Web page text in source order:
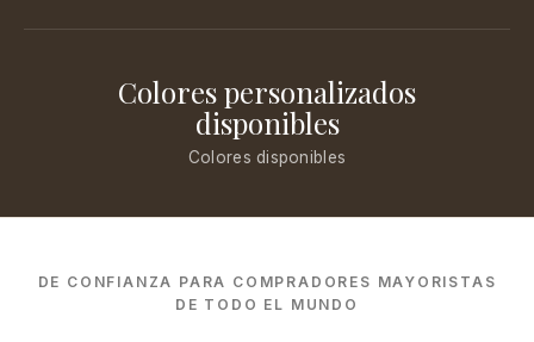
Colores personalizados
disponibles
Colores disponibles
DE CONFIANZA PARA COMPRADORES MAYORISTAS
DE TODO EL MUNDO